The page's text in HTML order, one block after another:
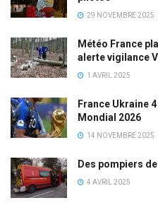
29 NOVEMBRE 2025
Météo France
alerte vigilance
1 AVRIL 2025
France Ukraine
Mondial 2026
14 NOVEMBRE 2025
Des pompiers
4 AVRIL 2025